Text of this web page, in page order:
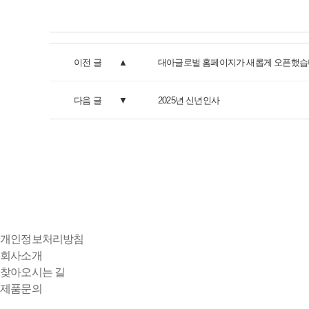
이전 글 대아글로벌 홈페이지가 새롭게 오픈했
다음 글 2025년 신년인사
개인정보처리방침
회사소개
찾아오시는 길
제품문의